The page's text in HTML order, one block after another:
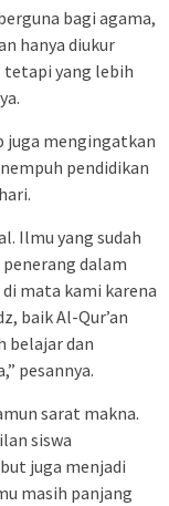
bagi agama,
hanya diukur
tetapi yang lebih
juga mengingatkan
pendidikan
Ilmu yang sudah
dalam
mata kami karena
baik Al-Qur’an
belajar dan
pesannya.
sarat makna.
siswa
juga menjadi
masih panjang